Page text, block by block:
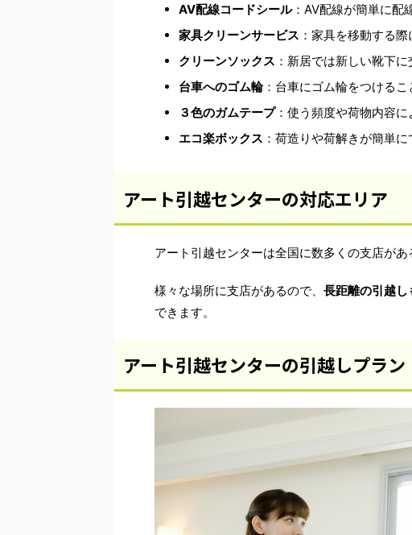
AV配線コードシール： AV配線が簡単に配
家具クリーンサービス ：家具を移動する
クリーンソックス ：新居では新しい靴下に
台車へのゴム輪：台車にゴム輪をつける
３色のガムテープ：使う頻度や荷物内容
エコ楽ボックス ：荷造りや荷解きが簡単
アート引越センターの対応エリア
アート引越センターは全国に数多くの支店があ
様々な場所に支店があるので、 長距離の引越
できます。
アート引越センターの引越しプラン